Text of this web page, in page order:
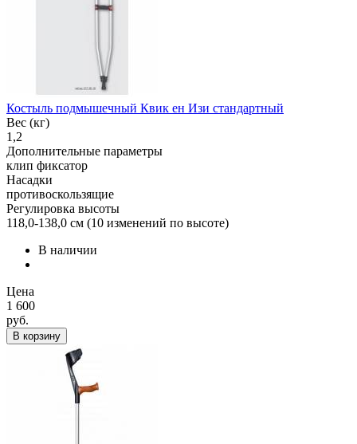
Костыль подмышечный Квик ен Изи стандартный
Вес (кг)
1,2
Дополнительные параметры
клип фиксатор
Насадки
противоскользящие
Регулировка высоты
118,0-138,0 см (10 изменений по высоте)
В наличии
Цена
1 600
руб.
В корзину